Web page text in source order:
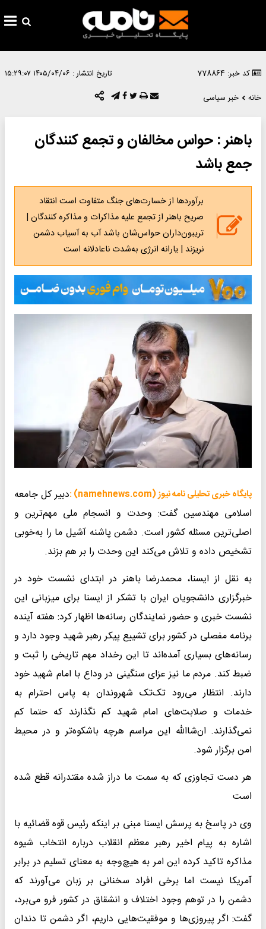
کد خبر: 778864 تاریخ انتشار : ۱۴۰۵/۰۴/۰۶ ۱۵:۲۹:۰۷
خانه
خبر سیاسی
باهنر : حواس مخالفان و تجمع کنندگان
جمع باشد
برآوردها از خسارت‌های جنگ متفاوت است انتقاد
صریح باهنر از تجمع علیه مذاکرات و مذاکره کنندگان |
تریبون‌داران حواس‌شان باشد آب به آسیاب دشمن
نریزند | یارانه‌ انرژی به‌شدت ناعادلانه است
پایگاه خبری تحلیلی نامه نیوز (namehnews.com) :
دبیر کل جامعه
اسلامی مهندسین گفت: وحدت و انسجام ملی مهم‌ترین و
اصلی‌ترین مسئله کشور است. دشمن پاشنه آشیل ما را به‌خوبی
تشخیص داده و تلاش می‌کند این وحدت را بر هم بزند.
به نقل از ایسنا، محمدرضا باهنر در ابتدای نشست خود در
خبرگزاری دانشجویان ایران با تشکر از ایسنا برای میزبانی این
نشست خبری و حضور نمایندگان رسانه‌ها اظهار کرد: هفته آینده
برنامه مفصلی در کشور برای تشییع پیکر رهبر شهید وجود دارد و
رسانه‌های بسیاری آمده‌اند تا این رخداد مهم تاریخی را ثبت و
ضبط کند. مردم ما نیز عزای سنگینی در وداع با امام شهید خود
دارند. انتظار می‌رود تک‌تک شهروندان به پاس احترام به
خدمات و صلابت‌های امام شهید کم نگذارند که حتما کم
نمی‌گذارند. ان‌شاالله این مراسم هرچه باشکوه‌تر و در محیط
امن برگزار شود.
هر دست تجاوزی که به سمت ما دراز شده مقتدرانه قطع شده
است
وی در پاسخ به پرسش ایسنا مبنی بر اینکه رئیس قوه قضائیه با
اشاره به پیام اخیر رهبر معظم انقلاب درباره انتخاب شیوه
مذاکره تاکید کرده این امر به هیچ‌وجه به معنای تسلیم در برابر
آمریکا نیست اما برخی افراد سخنانی بر زبان می‌آورند که
دشمن را در توهم وجود اختلاف و انشقاق در کشور فرو می‌برد،
گفت: اگر پیروزی‌ها و موفقیت‌هایی داریم، اگر دشمن تا دندان